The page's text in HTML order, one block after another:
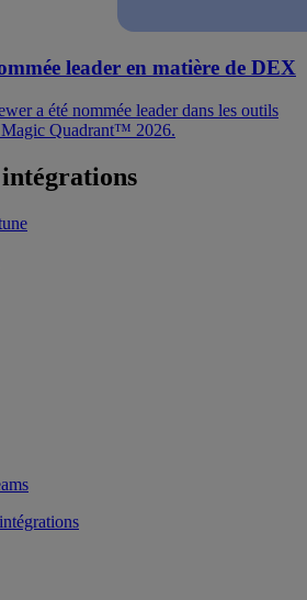
leader en matière de DEX
a été nommée leader dans les outils
Quadrant™ 2026.